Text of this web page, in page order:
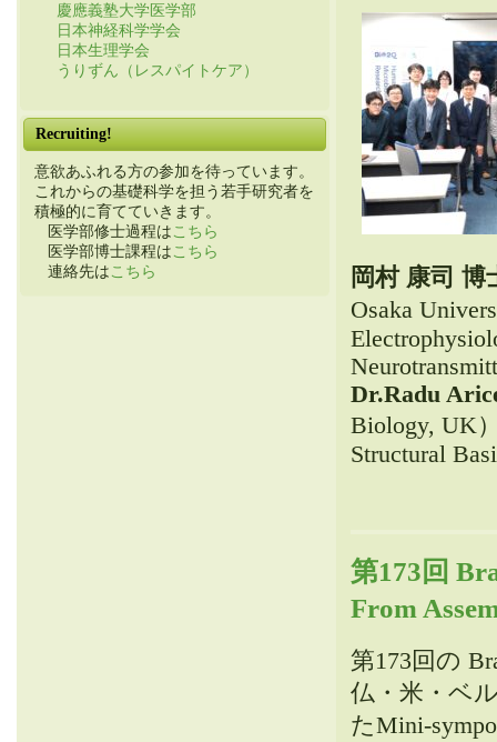
慶應義塾大学医学部
日本神経科学学会
日本生理学会
うりずん（レスパイトケア）
Recruiting!
意欲あふれる方の参加を待っています。
これからの基礎科学を担う若手研究者を
積極的に育てていきます。
医学部修士過程は こちら
医学部博士課程は こちら
連絡先は こちら
岡村 康司 博
Osaka
Dr.Radu
Biology, UK
Structural
第173回
From
第173回の
仏・米・ベ
たMini-